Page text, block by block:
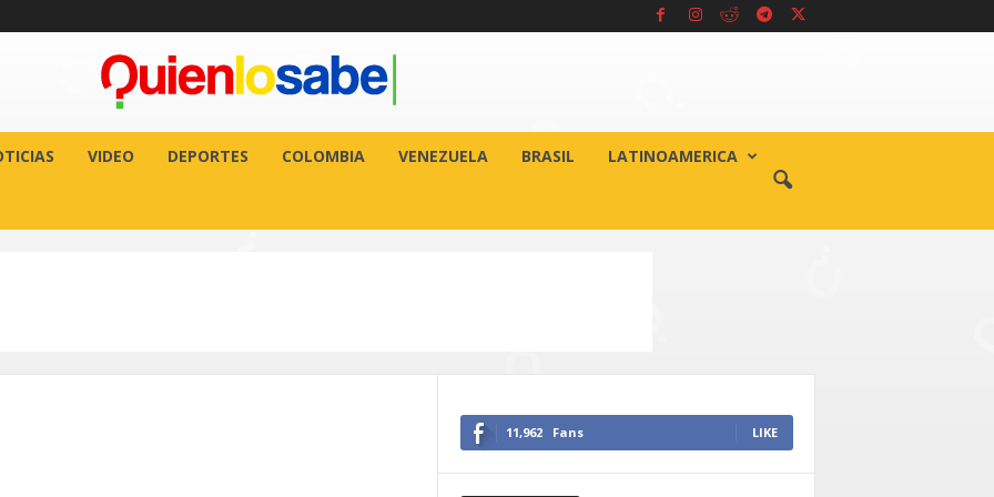
VIDEO DEPORTES COLOMBIA VENEZUELA BRASIL LATINOAMERICA
11,962 Fans LIKE